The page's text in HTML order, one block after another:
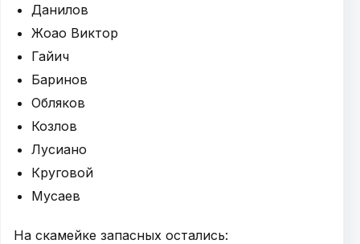
Данилов
Жоао Виктор
Гайич
Баринов
Обляков
Козлов
Лусиано
Круговой
Мусаев
На скамейке запасных остались: